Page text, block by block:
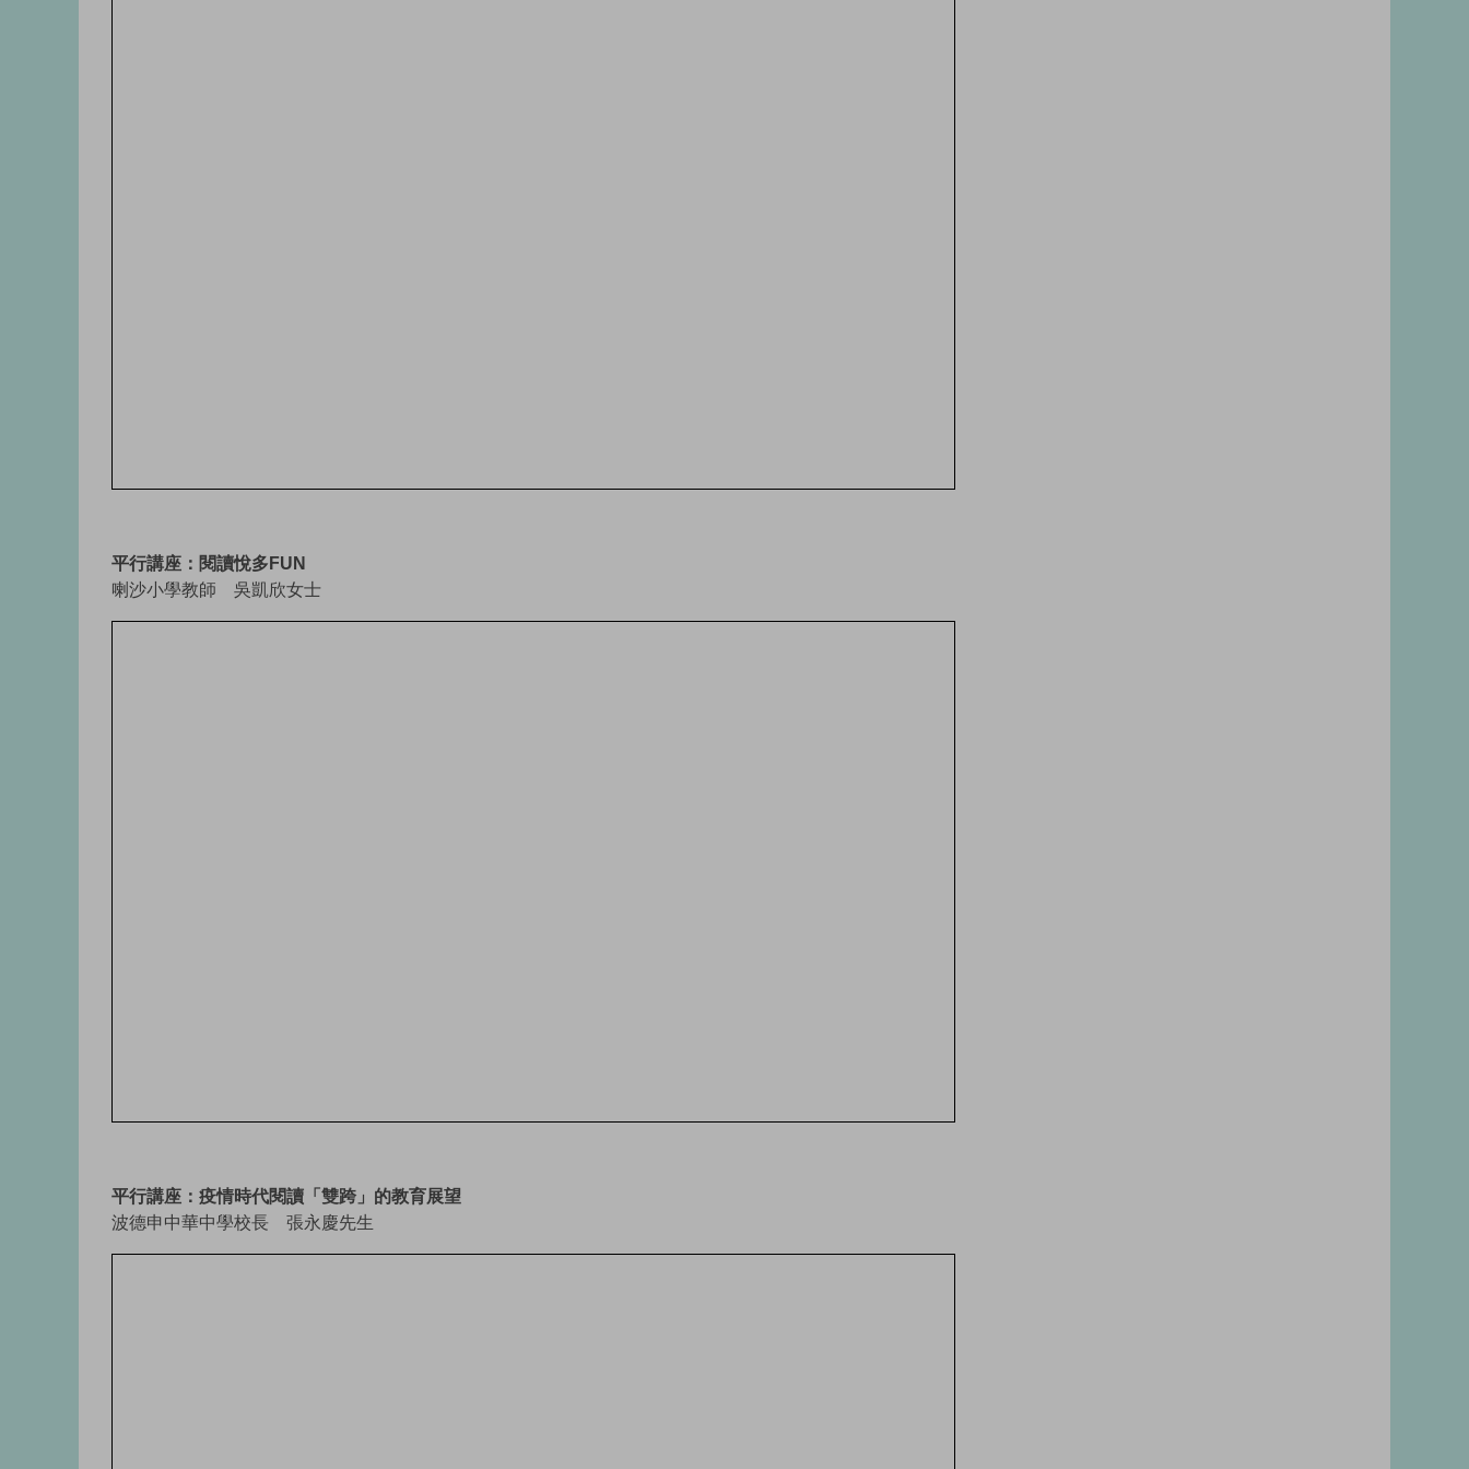
平行講座：閱讀悅多FUN
喇沙小學教師 吳凱欣女士
平行講座：疫情時代閱讀「雙跨」的教育展望
波德申中華中學校長 張永慶先生